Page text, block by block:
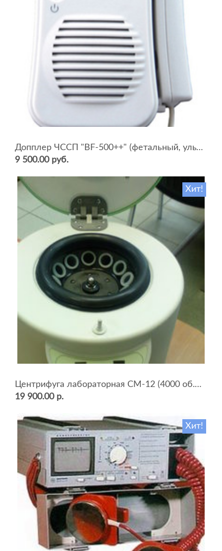
Допплер ЧССП "BF-500++" (фетальный, ультразвуковой)
9 500.00 руб.
Хит!
Центрифуга лабораторная СМ-12 (4000 об.мин, 12 пробирок)
19 900.00 р.
Хит!